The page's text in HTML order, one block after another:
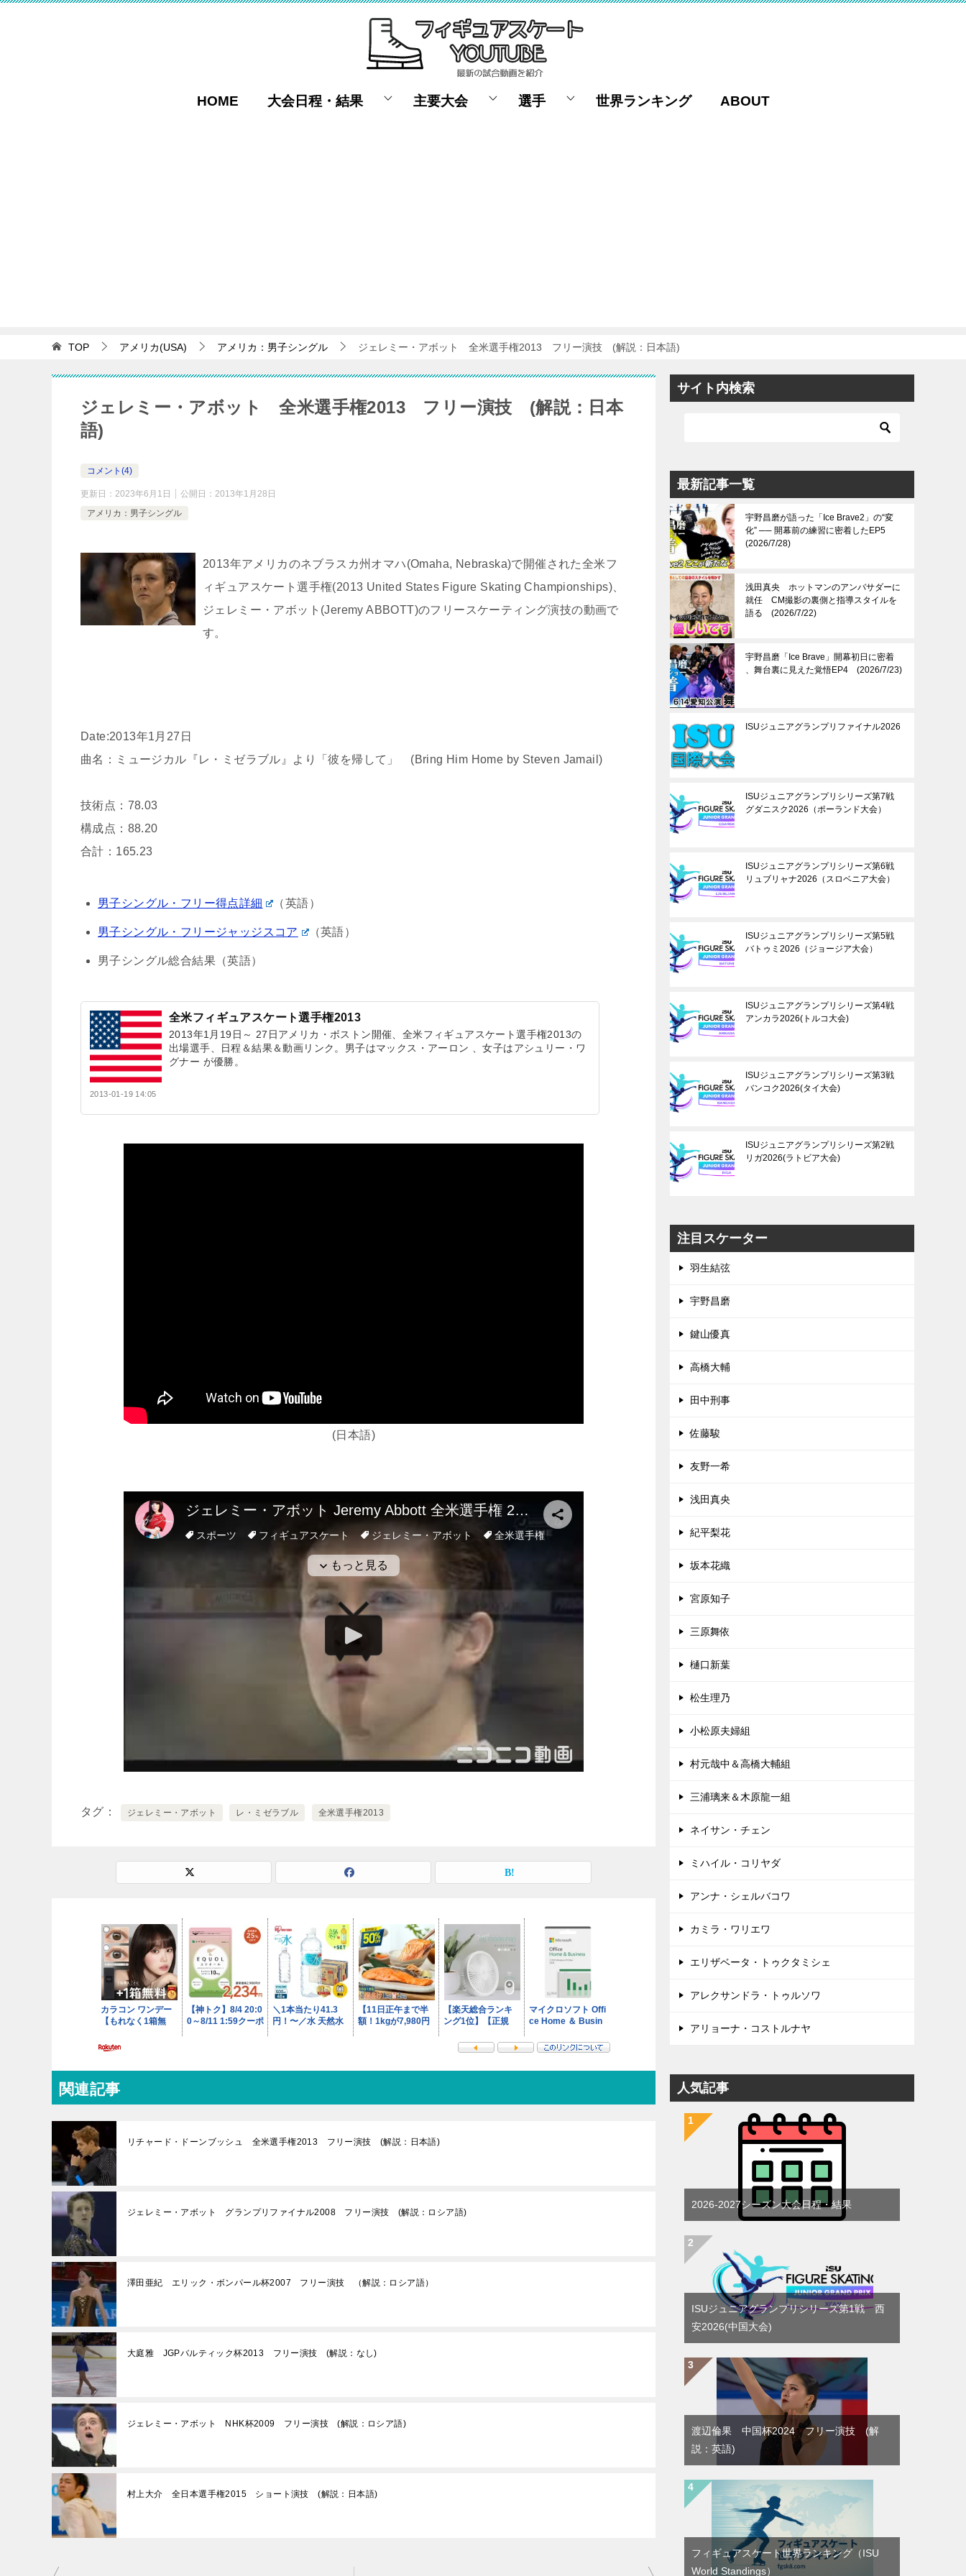
HOME 大会日程・結果 主要大会 選手 世界ランキング ABOUT
TOP アメリカ(USA) アメリカ：男子シングル ジェレミー・アボット 全米選手権2013 フリー演技 (解説：日本語)
ジェレミー・アボット 全米選手権2013 フリー演技 (解説：日本
語)
コメント(4)
更新日： 2023年6月1日 公開日： 2013年1月28日
アメリカ：男子シングル
2013年アメリカのネブラスカ州オマハ(Omaha, Nebraska)で開催された全米フ
ィギュアスケート選手権(2013 United States Figure Skating Championships)、
ジェレミー・アボット(Jeremy ABBOTT)のフリースケーティング演技の動画で
す。
Date:2013年1月27日
曲名：ミュージカル『レ・ミゼラブル』より「彼を帰して」 (Bring Him Home by Steven Jamail)
技術点：78.03
構成点：88.20
合計：165.23
男子シングル・フリー得点詳細 （英語）
男子シングル・フリージャッジスコア （英語）
男子シングル総合結果（英語）
全米フィギュアスケート選手権2013
2013年1月19日～ 27日アメリカ・ボストン開催、全米フィギュアスケート選手権2013の
出場選手、日程＆結果＆動画リンク。男子はマックス・アーロン 、女子はアシュリー・ワ
グナー が優勝。
2013-01-19 14:05
(日本語)
タグ ジェレミー・アボット レ・ミゼラブル 全米選手権2013
関連記事
リチャード・ドーンブッシュ 全米選手権2013 フリー演技 (解説：日本語)
ジェレミー・アボット グランプリファイナル2008 フリー演技 (解説：ロシア語)
澤田亜紀 エリック・ボンパール杯2007 フリー演技 （解説：ロシア語）
大庭雅 JGPバルティック杯2013 フリー演技 (解説：なし)
ジェレミー・アボット NHK杯2009 フリー演技 (解説：ロシア語)
村上大介 全日本選手権2015 ショート演技 (解説：日本語)
サイト内検索
最新記事一覧
宇野昌磨が語った「Ice Brave2」の“変
化” ── 開幕前の練習に密着したEP5
(2026/7/28)
浅田真央 ホットマンのアンバサダーに
就任 CM撮影の裏側と指導スタイルを
語る (2026/7/22)
宇野昌磨「Ice Brave」開幕初日に密着
、舞台裏に見えた覚悟EP4 (2026/7/23)
ISUジュニアグランプリファイナル2026
ISUジュニアグランプリシリーズ第7戦
グダニスク2026（ポーランド大会）
ISUジュニアグランプリシリーズ第6戦
リュブリャナ2026（スロベニア大会）
ISUジュニアグランプリシリーズ第5戦
バトゥミ2026（ジョージア大会）
ISUジュニアグランプリシリーズ第4戦
アンカラ2026(トルコ大会)
ISUジュニアグランプリシリーズ第3戦
バンコク2026(タイ大会)
ISUジュニアグランプリシリーズ第2戦
リガ2026(ラトビア大会)
注目スケーター
羽生結弦
宇野昌磨
鍵山優真
高橋大輔
田中刑事
佐藤駿
友野一希
浅田真央
紀平梨花
坂本花織
宮原知子
三原舞依
樋口新葉
松生理乃
小松原夫婦組
村元哉中＆高橋大輔組
三浦璃来＆木原龍一組
ネイサン・チェン
ミハイル・コリヤダ
アンナ・シェルバコワ
カミラ・ワリエワ
エリザベータ・トゥクタミシェ
アレクサンドラ・トゥルソワ
アリョーナ・コストルナヤ
人気記事
2026-2027シーズン大会日程・結果
ISUジュニアグランプリシリーズ第1戦 西
安2026(中国大会)
渡辺倫果 中国杯2024 フリー演技 (解
説：英語)
フィギュアスケート世界ランキング（ISU
World Standings）